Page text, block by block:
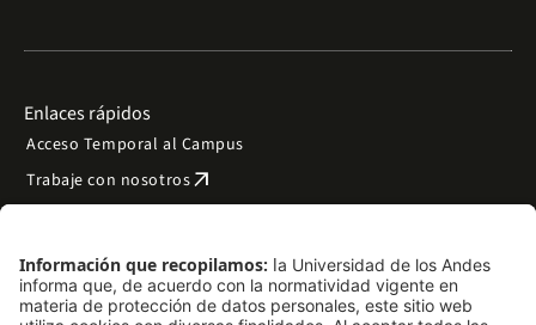
Enlaces rápidos
Acceso Temporal al Campus
Trabaje con nosotrosarrow_outward
Preguntas frecuentes
Filantropía y donacionesarrow_outward